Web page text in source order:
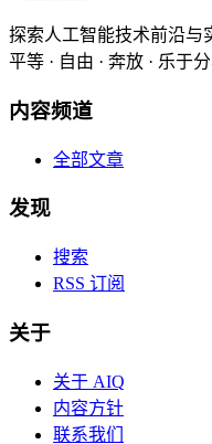
探索人工智能技术前沿与
平等 · 自由 · 奔放 · 乐于分
内容频道
全部文章
发现
搜索
RSS 订阅
关于
关于 AIQ
内容方针
联系我们